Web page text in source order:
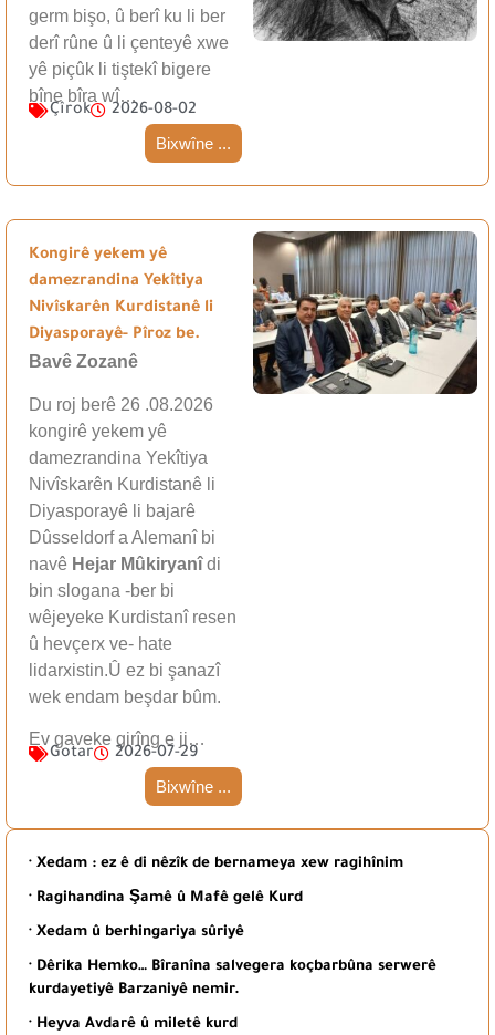
germ bişo, û berî ku li ber
derî rûne û li çenteyê xwe
yê piçûk li tiştekî bigere
bîne bîra wî…
Çîrok 2026-08-02
Bixwîne ...
Kongirê yekem yê
damezrandina Yekîtiya
Nivîskarên Kurdistanê li
Diyasporayê- Pîroz be.
Bavê Zozanê
Du roj berê 26 .08.2026
kongirê yekem yê
damezrandina Yekîtiya
Nivîskarên Kurdistanê li
Diyasporayê li bajarê
Dûsseldorf a Alemanî bi
navê Hejar Mûkiryanîdi
bin slogana -ber bi
wêjeyeke Kurdistanî resen
û hevçerx ve- hate
lidarxistin.Û ez bi şanazî
wek endam beşdar bûm.
Ev gaveke girîng e ji…
Gotar 2026-07-29
Bixwîne ...
· Xedam : ez ê di nêzîk de bernameya xew ragihînim
· Ragihandina Şamê û Mafê gelê Kurd
· Xedam û berhingariya sûriyê
· Dêrika Hemko… Bîranîna salvegera koçbarbûna serwerê
kurdayetiyê Barzaniyê nemir.
· Heyva Avdarê û miletê kurd